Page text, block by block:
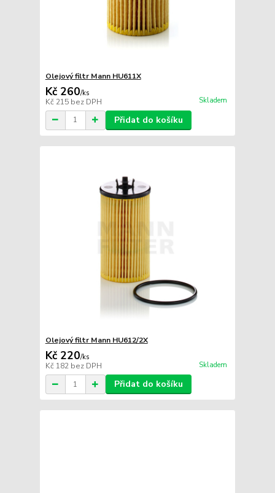
Olejový filtr Mann HU611X
Kč 260/ks
Kč 215 bez DPH Skladem
Přidat do košíku
Olejový filtr Mann HU612/2X
Kč 220/ks
Kč 182 bez DPH Skladem
Přidat do košíku